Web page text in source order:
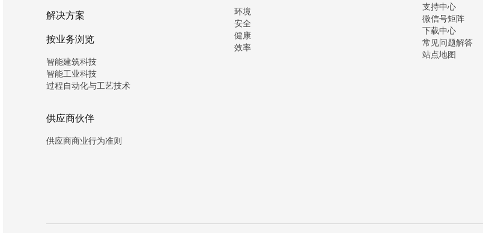
解决方案
按业务浏览
智能建筑科技
智能工业科技
过程自动化与工艺技术
供应商伙伴
供应商商业行为准则
环境
安全
健康
效率
支持中心
微信号矩阵
下载中心
常见问题解答
站点地图